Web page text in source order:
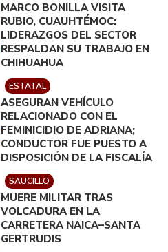
MARCO BONILLA VISITA
RUBIO, CUAUHTÉMOC:
LIDERAZGOS DEL SECTOR
RESPALDAN SU TRABAJO EN
CHIHUAHUA
ESTATAL
ASEGURAN VEHÍCULO
RELACIONADO CON EL
FEMINICIDIO DE ADRIANA;
CONDUCTOR FUE PUESTO A
DISPOSICIÓN DE LA FISCALÍA
SAUCILLO
MUERE MILITAR TRAS
VOLCADURA EN LA
CARRETERA NAICA–SANTA
GERTRUDIS